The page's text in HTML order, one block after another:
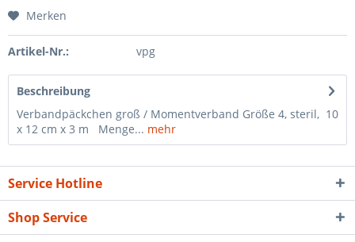
Merken
Artikel-Nr.: vpg
Beschreibung
Verbandpäckchen groß / Momentverband Größe 4, steril, 10
x 12 cm x 3 m Menge... mehr
Service Hotline
Shop Service